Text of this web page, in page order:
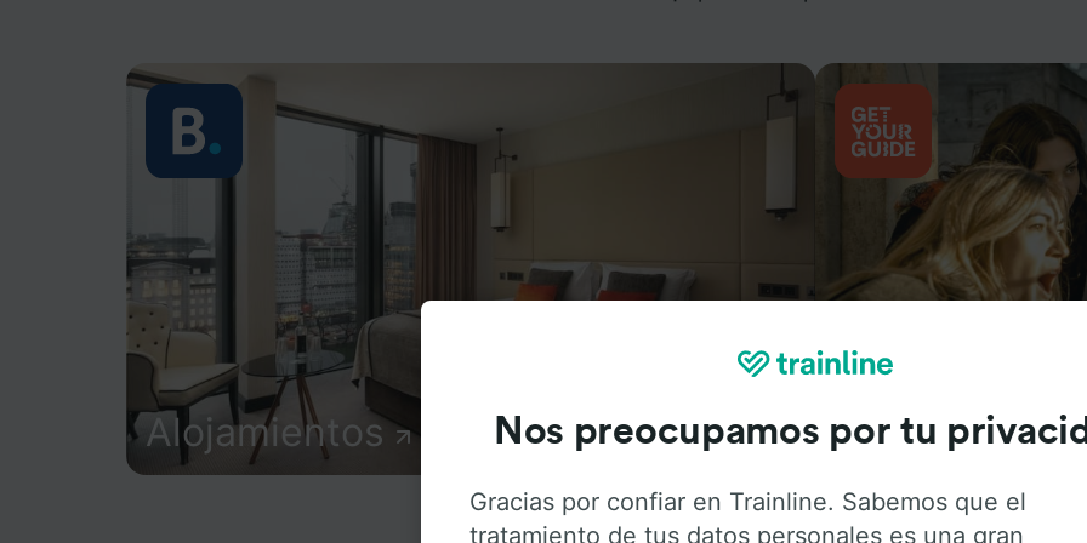
Alojamientos Actividades
Nos preocupamos por tu
Gracias por confiar en Trainline. Sabemos que el
tratamiento de tus datos personales es una gran